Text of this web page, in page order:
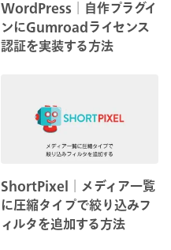
WordPress│自作プラグイ
ンにGumroadライセンス
認証を実装する方法
ShortPixel│メディア一覧
に圧縮タイプで絞り込みフ
ィルタを追加する方法